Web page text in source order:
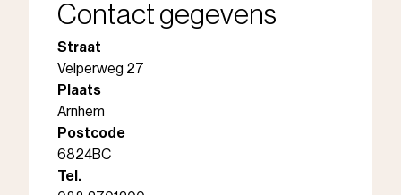
Contact gegevens
Straat
Velperweg 27
Plaats
Arnhem
Postcode
6824BC
Tel.